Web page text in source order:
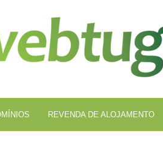
REVENDA DE ALOJAMENTO